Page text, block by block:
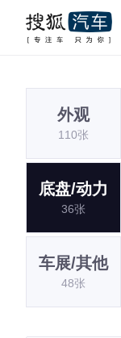
外观
110张
底盘/动力
36张
车展/其他
48张